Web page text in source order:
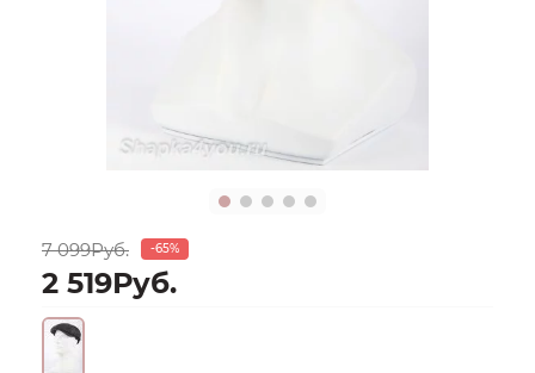
7 099Руб. -65%
2 519Руб.